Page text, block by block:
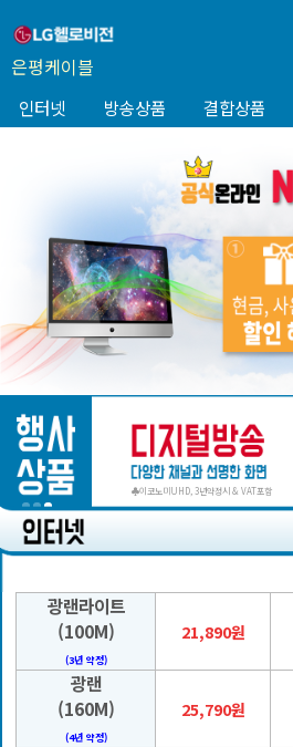
은평케이블
인터넷 방송상품 결합상품
♣이코노미UHD, 3년약정시 & VAT포함
광랜라이트
(100M)
(3년 약정)
21,890원
광랜
(160M)
(4년 약정)
25,790원